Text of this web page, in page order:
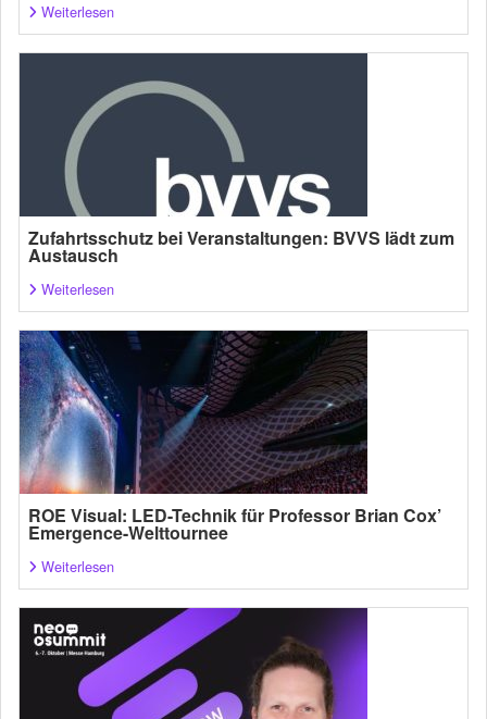
Weiterlesen
Zufahrtsschutz bei Veranstaltungen: BVVS lädt zum
Austausch
Weiterlesen
ROE Visual: LED-Technik für Professor Brian Cox’
Emergence-Welttournee
Weiterlesen